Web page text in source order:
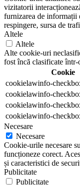
vizitatorii
furnizarea de informații
respingere, sursa de
Altele
Altele
Alte cookie-uri
fost încă clasificate într-
Cookie
cookielawinfo-
cookielawinfo-
cookielawinfo-
cookielawinfo-
Necesare
Necesare
Cookie-urile necesare
funcționeze corect.
și caracteristici de
Publicitate
Publicitate